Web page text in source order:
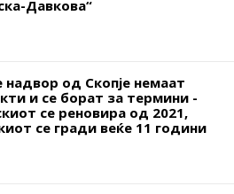
Давкова“
надвор од Скопје немаат
и се борат за термини -
се реновира од 2021,
се гради веќе 11 години